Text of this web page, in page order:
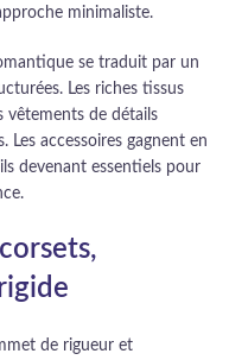
minimaliste.
se traduit par un
Les riches tissus
vêtements de détails
Les accessoires gagnent en
devenant essentiels pour
de rigueur et